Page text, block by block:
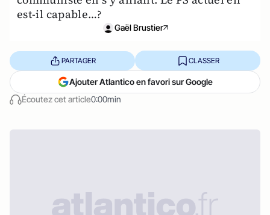
est-il capable…?
Gaël Brustier
Écoutez cet article0:00min
PARTAGER CLASSER
Ajouter Atlantico en favori sur Google